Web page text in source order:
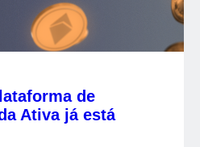
de
Ativa já está